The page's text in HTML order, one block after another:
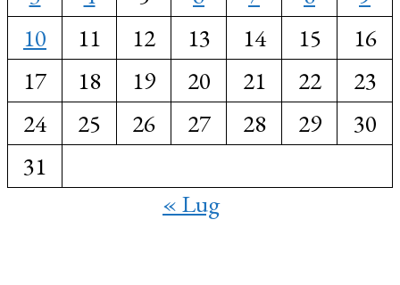
10
11 12 13 14 15
16
17
18 19 20 21 22
23
24
25 26 27 28 29
30
31
« Lug